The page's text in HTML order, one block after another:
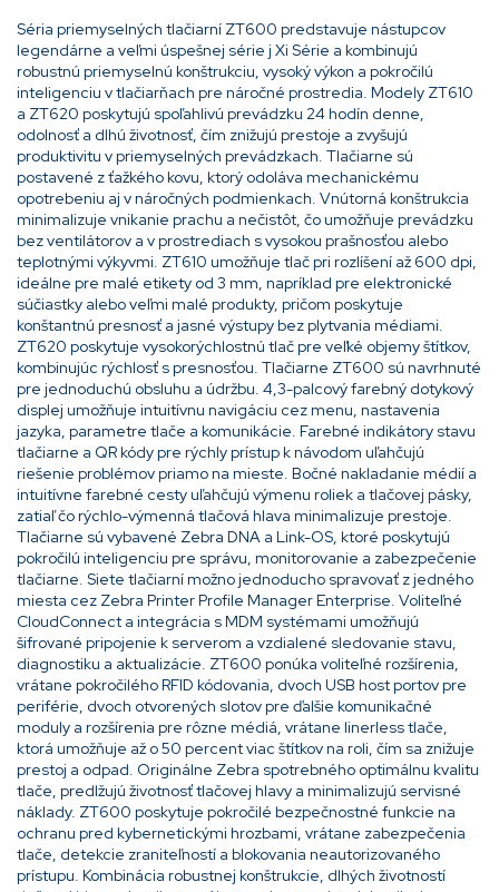
Séria priemyselných tlačiarní ZT600 predstavuje nástupcov
legendárne a veľmi úspešnej série j Xi Série a kombinujú
robustnú priemyselnú konštrukciu, vysoký výkon a pokročilú
inteligenciu v tlačiarňach pre náročné prostredia. Modely ZT610
a ZT620 poskytujú spoľahlivú prevádzku 24 hodín denne,
odolnosť a dlhú životnosť, čím znižujú prestoje a zvyšujú
produktivitu v priemyselných prevádzkach. Tlačiarne sú
postavené z ťažkého kovu, ktorý odoláva mechanickému
opotrebeniu aj v náročných podmienkach. Vnútorná konštrukcia
minimalizuje vnikanie prachu a nečistôt, čo umožňuje prevádzku
bez ventilátorov a v prostrediach s vysokou prašnosťou alebo
teplotnými výkyvmi. ZT610 umožňuje tlač pri rozlíšení až 600 dpi,
ideálne pre malé etikety od 3 mm, napríklad pre elektronické
súčiastky alebo veľmi malé produkty, pričom poskytuje
konštantnú presnosť a jasné výstupy bez plytvania médiami.
ZT620 poskytuje vysokorýchlostnú tlač pre veľké objemy štítkov,
kombinujúc rýchlosť s presnosťou. Tlačiarne ZT600 sú navrhnuté
pre jednoduchú obsluhu a údržbu. 4,3-palcový farebný dotykový
displej umožňuje intuitívnu navigáciu cez menu, nastavenia
jazyka, parametre tlače a komunikácie. Farebné indikátory stavu
tlačiarne a QR kódy pre rýchly prístup k návodom uľahčujú
riešenie problémov priamo na mieste. Bočné nakladanie médií a
intuitívne farebné cesty uľahčujú výmenu roliek a tlačovej pásky,
zatiaľ čo rýchlo-výmenná tlačová hlava minimalizuje prestoje.
Tlačiarne sú vybavené Zebra DNA a Link-OS, ktoré poskytujú
pokročilú inteligenciu pre správu, monitorovanie a zabezpečenie
tlačiarne. Siete tlačiarní možno jednoducho spravovať z jedného
miesta cez Zebra Printer Profile Manager Enterprise. Voliteľné
CloudConnect a integrácia s MDM systémami umožňujú
šifrované pripojenie k serverom a vzdialené sledovanie stavu,
diagnostiku a aktualizácie. ZT600 ponúka voliteľné rozšírenia,
vrátane pokročilého RFID kódovania, dvoch USB host portov pre
periférie, dvoch otvorených slotov pre ďalšie komunikačné
moduly a rozšírenia pre rôzne médiá, vrátane linerless tlače,
ktorá umožňuje až o 50 percent viac štítkov na roli, čím sa znižuje
prestoj a odpad. Originálne Zebra spotrebného optimálnu kvalitu
tlače, predlžujú životnosť tlačovej hlavy a minimalizujú servisné
náklady. ZT600 poskytuje pokročilé bezpečnostné funkcie na
ochranu pred kybernetickými hrozbami, vrátane zabezpečenia
tlače, detekcie zraniteľností a blokovania neautorizovaného
prístupu. Kombinácia robustnej konštrukcie, dlhých životností